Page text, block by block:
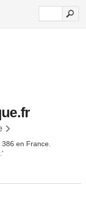
en France.